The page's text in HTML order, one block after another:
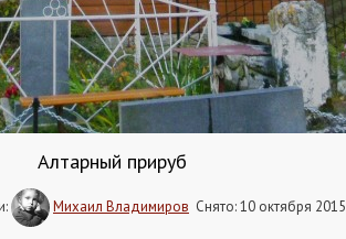
Алтарный прируб
Михаил Владимиров Снято: 10 октября 2015